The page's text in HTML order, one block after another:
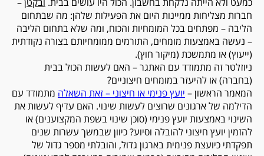
כמעט ולא הייתה נלקחת בחשבון. הכול היו עושים בבית. ובקטן–
חברות מצליחות ממיינות היום את הפעילות שלהן: מה שבתחום
הליבה – מפתחים בכל המומחיות והכוח, ומה שלא בתחום הליבה
– נעשה באמצעות מומחים, התורמים ממומחיותם בצורה נקודתית
(ייעוץ) או מתמשכת (מיקור חוץ).
ניוזלטר זה מתמודד עם האתגר – האם לעשות הכול בבית
(בחברה) או להיעזר במומחים חיצוניים?
המאמר הראשון – יועץ פנימי או חיצוני – זאת השאלה מתמודד עם
הדילמה של ארגונים שרוצים לעשות שינוי. האם עדיף לעשות את
השינוי באמצעות יועץ פנימי )סוכן שינוי בשפת המקצוענים(או
להזמין יועץ חיצוני להובלה וסיוע? כיוון שבמשך עשרות שנים
תפקדתי כיועצת פנימית בארגון גדול, והובלתי מספר גדול של